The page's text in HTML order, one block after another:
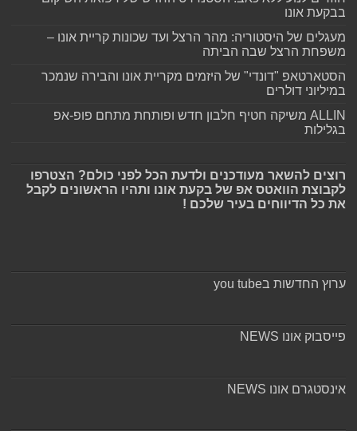
בבקעת אונו
מעגלים של היסטוריה: מהר הרצל ועד שכונות קריית אונו –
משפחת הרצל שבה הביתה
הסטארטאפ "דונדי" של היזמים מקריית אונו והבירה שנמכר
במיליוני דולרים
ALLIN משיקה חטיף חלבון חדש ופותחת מתחם פופ-אפ
בגלילות
רוצים להשאר מעודכנים ולדעת הכל לפני כולם? הצטרפו
לקבוצת הוואטס אפ של בקעת אונו ותהיו הראשונים לקבל
את כל הדיווחים בעיר שלכם !
ערוץ החדשות בyou tube
פייסבוק אונו NEWS
אינסטגרם אונו NEWS